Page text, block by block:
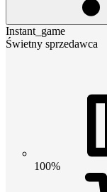
Instant_game
Świetny sprzedawca
100%